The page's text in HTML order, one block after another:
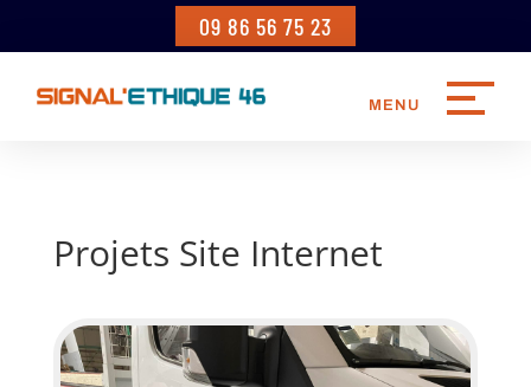
09 86 56 75 23
Projets Site Internet